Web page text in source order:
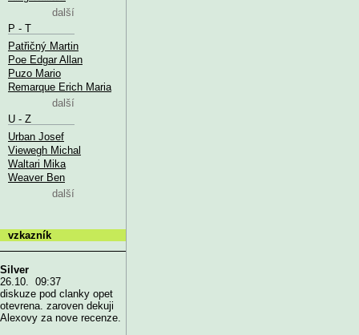
další
P - T
Patřičný Martin
Poe Edgar Allan
Puzo Mario
Remarque Erich Maria
další
U - Z
Urban Josef
Viewegh Michal
Waltari Mika
Weaver Ben
další
vzkazník
Silver
26.10. 09:37
diskuze pod clanky opet
otevrena. zaroven dekuji
Alexovy za nove recenze.